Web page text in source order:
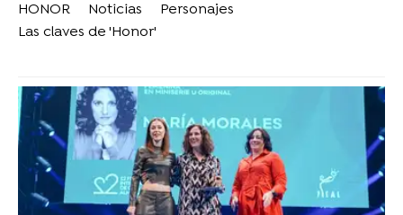
HONOR Noticias
Personajes
Las claves de 'Honor'